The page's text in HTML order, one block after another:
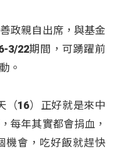
政親自出席，與基金
3/22期間，可踴躍前
。​
（16）正好就是來中
每年其實都會捐血，
機會，吃好飯就趕快